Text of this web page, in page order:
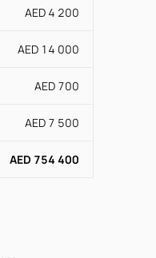
AED 4 200
AED 14 000
AED 700
AED 7 500
AED 754 400